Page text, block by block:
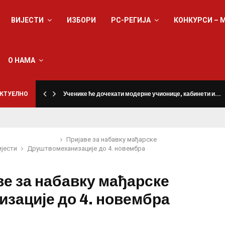
ВИЈЕСТИ ИЗБОРИ РС-РЕГИЈА КОНКУРСИ –
О НАМА
Ученике ће дочекати модерне учионице, кабинети и…
Друштво
Пријаве за набавку мађарске
механизације до 4. новембра
за набавку мађарске
до 4. новембра